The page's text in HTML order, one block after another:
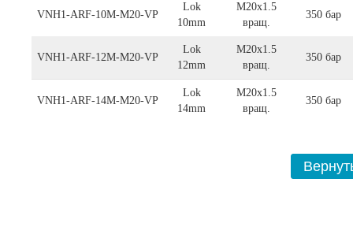
VNH1-ARF-10M-M20-VP
Lok
10mm
M20x1.5
вращ.
350 бар
VNH1-ARF-12M-M20-VP
Lok
12mm
M20x1.5
вращ.
350 бар
VNH1-ARF-14M-M20-VP
Lok
14mm
M20x1.5
вращ.
350 бар